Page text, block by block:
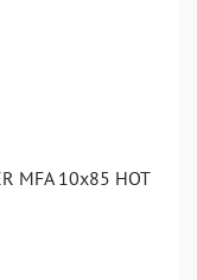
MFA 10x85 HOT